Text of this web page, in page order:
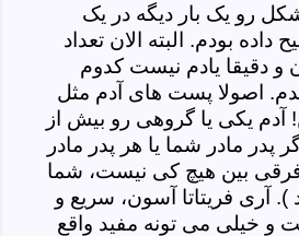
رو یک بار دیگه در یک
بودم. البته الان تعداد
دقیقا یادم نیست کدوم
اصولا پست های آدم مثل
یکی یا گروهی رو بیش از
پدر مادر شما یا هر پدر مادر
بین هیچ کی نیست، شما
). آری فریتاتا آسون، سریع و
خیلی می تونه مفید واقع